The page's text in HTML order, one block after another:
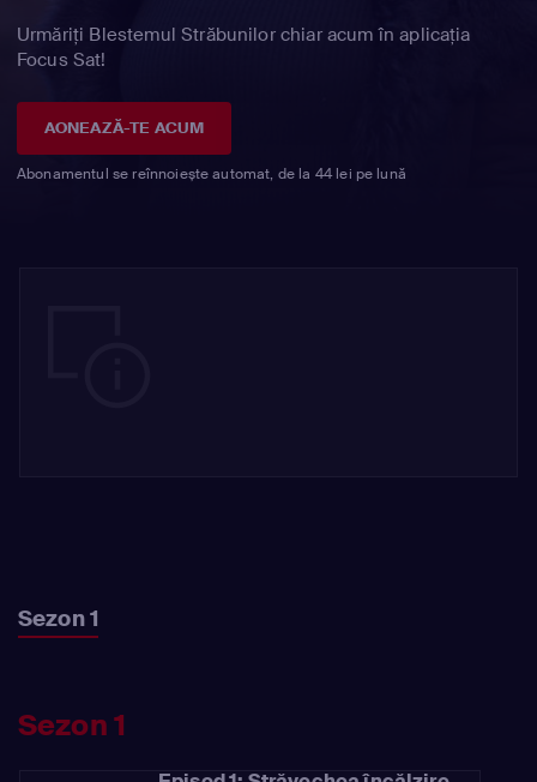
Urmăriți Blestemul Străbunilor chiar acum în aplicația
Focus Sat!
AONEAZĂ-TE ACUM
Abonamentul se reînnoiește automat, de la 44 lei pe lună
Sezon 1
Sezon 1